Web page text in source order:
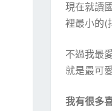
現在就讀
裡最小的(
不過我最
就是最可
我有很多